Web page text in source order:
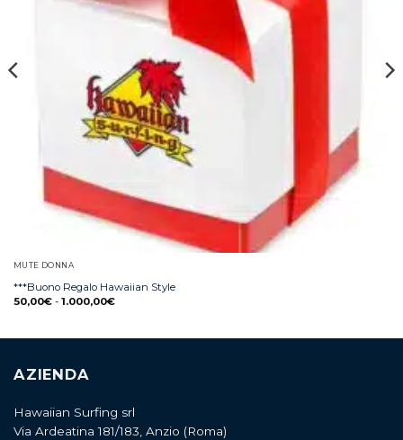
MUTE DONNA
***Buono Regalo Hawaiian Style
50,00€ - 1.000,00€
AZIENDA
Hawaiian Surfing srl
Via Ardeatina 181/183, Anzio (Roma)